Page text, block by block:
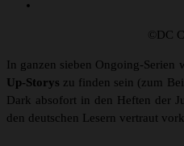
©DC
In ganzen sieben Ongoing-Serien
Up-Storys zu finden sein (zum
Dark absofort in den Heften der
den deutschen Lesern vertraut